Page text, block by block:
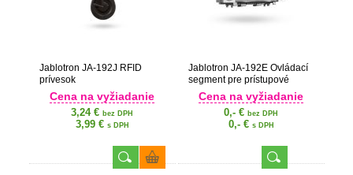
Jablotron JA-192J RFID
prívesok
Cena na vyžiadanie
3,24 € bez DPH
3,99 € s DPH
Jablotron JA-192E Ovládací
segment pre prístupové
moduly
Cena na vyžiadanie
0,- € bez DPH
0,- € s DPH